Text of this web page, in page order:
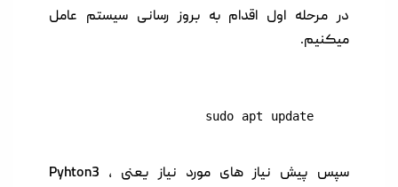
در مرحله اول اقدام به بروز رسانی سیستم عامل
میکنیم.
sudo apt update
سپس پیش نیاز های مورد نیاز یعنی Pyhton3 ،